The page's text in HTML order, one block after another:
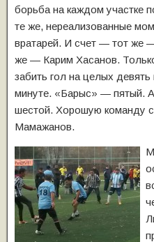
борьба на каждом участке
те же, нереализованные
вратарей. И счет — тот же
же — Карим Хасанов.
забить гол на целых
минуте. «Барыс» — пятый.
шестой. Хорошую команду
Мамажанов.